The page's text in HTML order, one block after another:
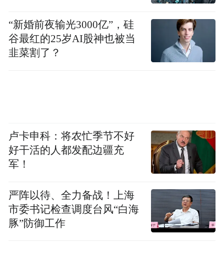
“新婚前夜输光3000亿”，硅
谷最红的25岁AI股神也被当
韭菜割了？
卢卡申科：将农忙季节不好
好干活的人都发配边疆充
军！
严阵以待、全力备战！上海
市委书记检查调度台风“白海
豚”防御工作